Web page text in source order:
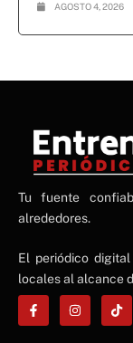
AGOSTO 4, 2026
NE
NEWS ELEMENTOR
Tu fuente
alrededores.
El periódico
locales al alcance